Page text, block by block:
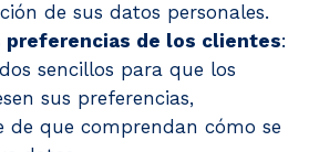
de sus datos personales.
preferencias de los clientes:
sencillos para que los
sus preferencias,
de que comprendan cómo se